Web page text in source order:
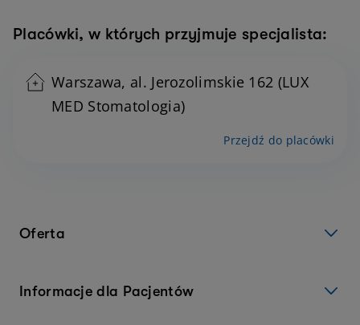
Placówki, w których przyjmuje specjalista:
Warszawa, al. Jerozolimskie 162 (LUX
MED Stomatologia)
Przejdź do placówki
Oferta
Informacje dla Pacjentów